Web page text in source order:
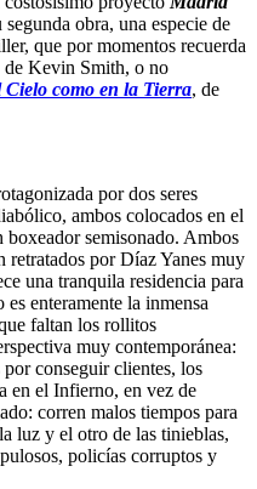
obra, una especie de
que por momentos recuerda
de Kevin Smith, o no
Cielo como en la Tierra, de
por dos seres
ambos colocados en el
semisonado. Ambos
retratados por Díaz Yanes muy
una tranquila residencia para
es enteramente la inmensa
faltan los rollitos
muy contemporánea:
conseguir clientes, los
en el Infierno, en vez de
corren malos tiempos para
luz y el otro de las tinieblas,
policías corruptos y